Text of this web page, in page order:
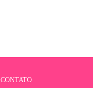
CONTATO